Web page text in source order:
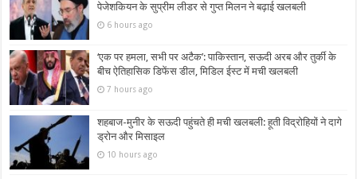
पेजेशकियन के सुप्रीम लीडर से गुप्त मिलन ने बढ़ाई खलबली
6 hours ago
‘एक पर हमला, सभी पर अटैक’: पाकिस्तान, सऊदी अरब और तुर्की के
बीच ऐतिहासिक डिफेंस डील, मिडिल ईस्ट में मची खलबली
7 hours ago
शहबाज-मुनीर के सऊदी पहुंचते ही मची खलबली: हूती विद्रोहियों ने दागे
ड्रोन और मिसाइल
10 hours ago